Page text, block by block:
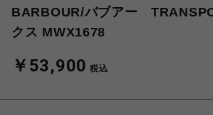
BARBOUR/バブアー
クス MWX1678
￥53,900 税込